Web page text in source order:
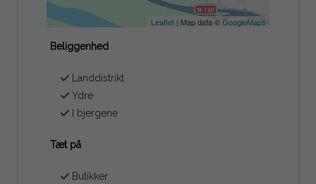
Leaflet| Map data ©GoogleMaps
Beliggenhed
Landdistrikt
Ydre
I bjergene
Tæt på
Butikker